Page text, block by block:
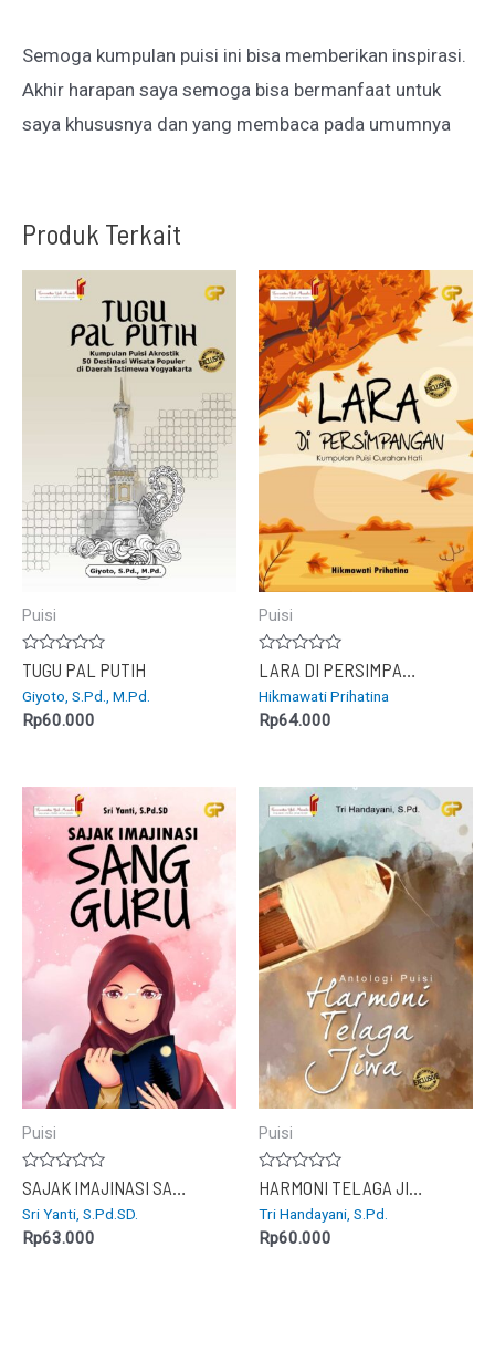
Semoga kumpulan puisi ini bisa memberikan inspirasi.
Akhir harapan saya semoga bisa bermanfaat untuk
saya khususnya dan yang membaca pada umumnya
Produk Terkait
Puisi
Dinilai
0
dari
5
TUGU PAL PUTIH
Giyoto, S.Pd., M.Pd.
Rp60.000
Puisi
Dinilai
0
dari
5
LARA DI PERSIMPANGAN
Hikmawati Prihatina
Rp64.000
Puisi
Dinilai
0
dari
5
SAJAK IMAJINASI SANG GURU
Sri Yanti, S.Pd.SD.
Rp63.000
Puisi
Dinilai
0
dari
5
HARMONI TELAGA JIWA
Tri Handayani, S.Pd.
Rp60.000